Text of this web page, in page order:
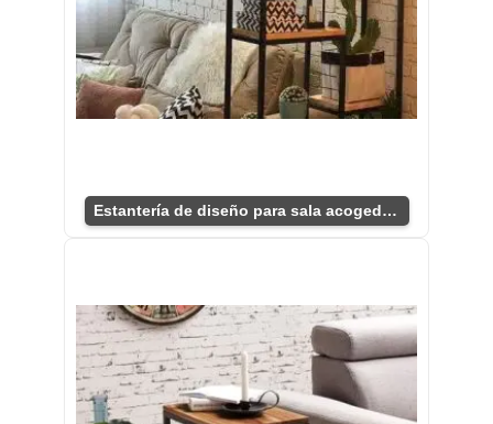
Estantería de diseño para sala acogedora